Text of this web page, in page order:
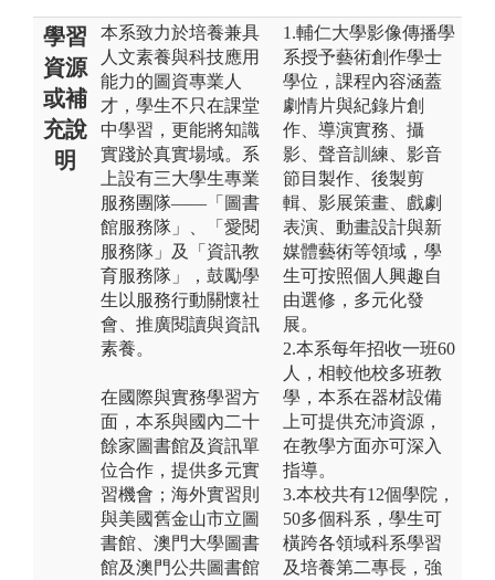
學習
資源
或補
充說
明
本系致力於培養兼具
人文素養與科技應用
能力的圖資專業人
才，學生不只在課堂
中學習，更能將知識
實踐於真實場域。系
上設有三大學生專業
服務團隊——「圖書
館服務隊」、「愛閱
服務隊」及「資訊教
育服務隊」，鼓勵學
生以服務行動關懷社
會、推廣閱讀與資訊
素養。
在國際與實務學習方
面，本系與國內二十
餘家圖書館及資訊單
位合作，提供多元實
習機會；海外實習則
與美國舊金山市立圖
書館、澳門大學圖書
館及澳門公共圖書館
1.輔仁大學影像傳播學
系授予藝術創作學士
學位，課程內容涵蓋
劇情片與紀錄片創
作、導演實務、攝
影、聲音訓練、影音
節目製作、後製剪
輯、影展策畫、戲劇
表演、動畫設計與新
媒體藝術等領域，學
生可按照個人興趣自
由選修，多元化發
展。
2.本系每年招收一班60
人，相較他校多班教
學，本系在器材設備
上可提供充沛資源，
在教學方面亦可深入
指導。
3.本校共有12個學院，
50多個科系，學生可
橫跨各領域科系學習
及培養第二專長，強